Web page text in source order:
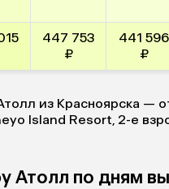
447 753
₽
441 596
₽
из Красноярска —
Island Resort, 2-е
Атолл по дням